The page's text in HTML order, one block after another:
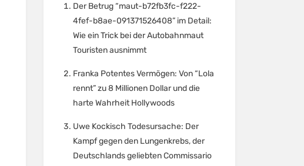
Der Betrug “maut-b72fb3fc-f222-
4fef-b8ae-091371526408” im Detail:
Wie ein Trick bei der Autobahnmaut
Touristen ausnimmt
Franka Potentes Vermögen: Von “Lola
rennt” zu 8 Millionen Dollar und die
harte Wahrheit Hollywoods
Uwe Kockisch Todesursache: Der
Kampf gegen den Lungenkrebs, der
Deutschlands geliebten Commissario